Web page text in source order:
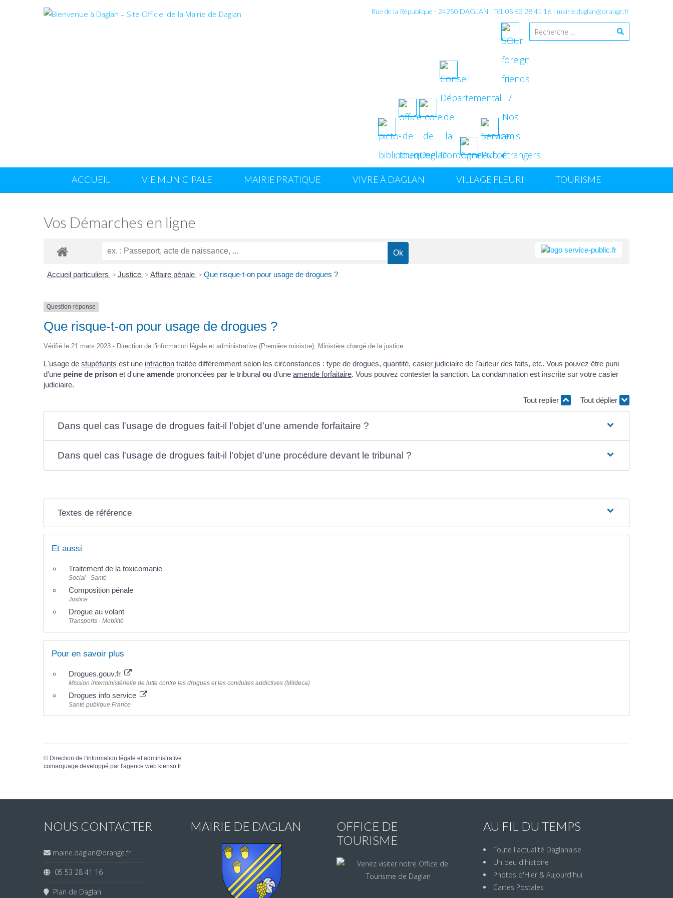
Rue de la République - 24250 DAGLAN | Tél: 05 53 28 41 16 | mairie.daglan@orange.fr
ACCUEIL VIE MUNICIPALE MAIRIE PRATIQUE VIVRE À DAGLAN VILLAGE FLEURI TOURISME
Vos Démarches en ligne
Accueil particuliers > Justice > Affaire pénale > Que risque-t-on pour usage de drogues ?
Question-réponse
Que risque-t-on pour usage de drogues ?
Vérifié le 21 mars 2023 - Direction de l'information légale et administrative (Première ministre), Ministère chargé de la justice
L'usage de stupéfiants est une infraction traitée différemment selon les circonstances : type de drogues, quantité, casier judiciaire de l'auteur des faits, etc. Vous pouvez être puni
d'une peine de prison et d'une amende prononcées par le tribunal ou d'une amende forfaitaire. Vous pouvez contester la sanction. La condamnation est inscrite sur votre casier
judiciaire.
Tout replier
Tout déplier
Dans quel cas l'usage de drogues fait-il l'objet d'une amende forfaitaire ?
Dans quel cas l'usage de drogues fait-il l'objet d'une procédure devant le tribunal ?
Textes de référence
Et aussi
Traitement de la toxicomanie
Social - Santé
Composition pénale
Justice
Drogue au volant
Transports - Mobilité
Pour en savoir plus
Drogues.gouv.fr
Mission interministérielle de lutte contre les drogues et les conduites addictives (Mildeca)
Drogues info service
Santé publique France
© Direction de l'information légale et administrative
comarquage developpé par l'agence web kienso.fr
NOUS CONTACTER
mairie.daglan@orange.fr
05 53 28 41 16
Plan de Daglan
MAIRIE DE DAGLAN
OFFICE DE
TOURISME
AU FIL DU TEMPS
Toute l'actualité Daglanaise
Un peu d'histoire
Photos d'Hier & Aujourd'hui
Cartes Postales